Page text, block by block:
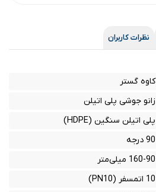
نظرات کاربران
کاوه گستر
زانو جوشی پلی اتیلن
پلی اتیلن سنگین (HDPE)
90 درجه
160-90 میلی‌متر
10 اتمسفر (PN10)